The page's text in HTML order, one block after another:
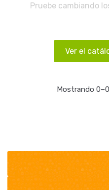
Pruebe cambiando
Ver el
Mostrando